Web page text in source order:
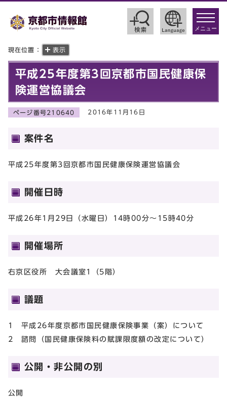
toggle
メニュー
現在位置： 表示
平成25年度第3回京都市国民健康保
険運営協議会
ページ番号210640 2016年11月16日
案件名
平成25年度第3回京都市国民健康保険運営協議会
開催日時
平成26年1月29日（水曜日）14時00分～15時40分
開催場所
右京区役所 大会議室1（5階）
議題
1 平成26年度京都市国民健康保険事業（案）について
2 諮問（国民健康保険料の賦課限度額の改定について）
公開・非公開の別
公開